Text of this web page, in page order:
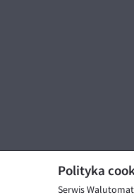
Polityka
Serwis